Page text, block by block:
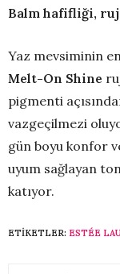
Balm hafifliği, ruj
Yaz mevsiminin
Melt-On Shine
pigmenti
vazgeçilmezi
gün boyu konfor
uyum sağlayan
katıyor.
ETIKETLER: ESTÉE